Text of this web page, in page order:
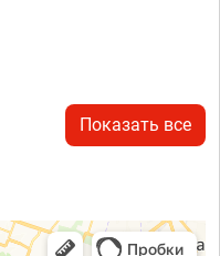
Показать все